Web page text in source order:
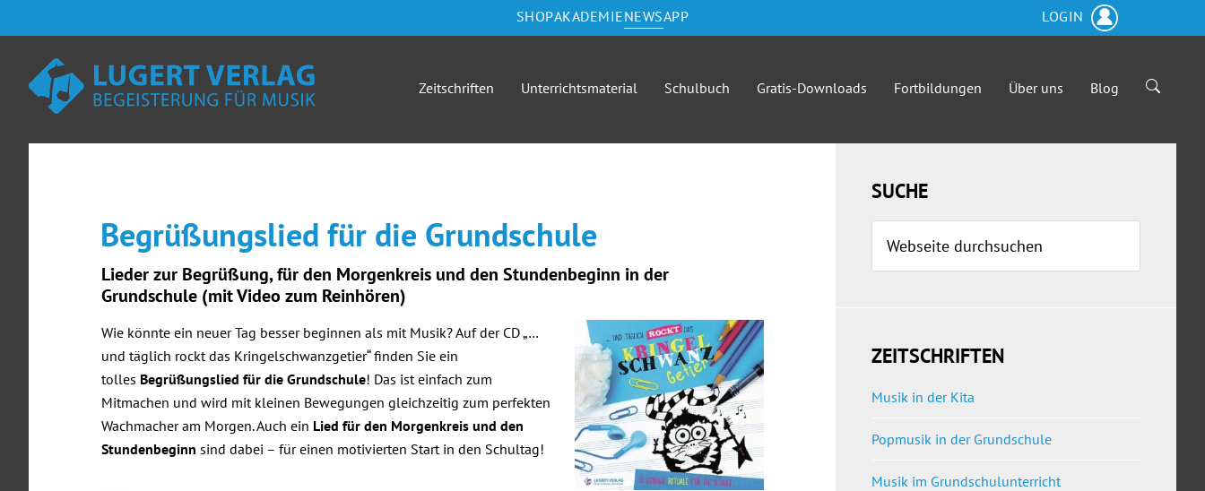
Inhalt
springen
to
secondary
navigation
Seitenspalte
springen
Fußzeile
springen
Zeitschriften
Unterrichtsmaterial Schulbuch Gratis-Downloads Fortbildungen Über uns Blog
Begrüßungslied für die Grundschule
Lieder zur Begrüßung, für den Morgenkreis und den Stundenbeginn in der
Grundschule (mit Video zum Reinhören)
Wie könnte ein neuer Tag besser beginnen als mit Musik? Auf der CD „…
und täglich rockt das Kringelschwanzgetier“ finden Sie ein
tolles Begrüßungslied für die Grundschule! Das ist einfach zum
Mitmachen und wird mit kleinen Bewegungen gleichzeitig zum perfekten
Wachmacher am Morgen. Auch ein Lied für den Morgenkreis und den
Stundenbeginn sind dabei – für einen motivierten Start in den Schultag!
SUCHE
durchsuchen
ZEITSCHRIFTEN
Musik in der Kita
Popmusik in der Grundschule
Musik im Grundschulunterricht
SHOPAKADEMIENEWSAPP LOGIN